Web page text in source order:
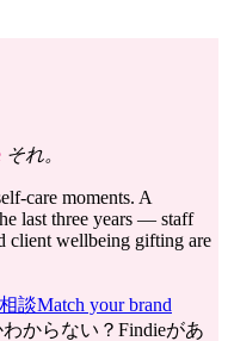
それ。
care moments. A
last three years — staff
client wellbeing gifting are
談Match your brand
からない？Findieがあ